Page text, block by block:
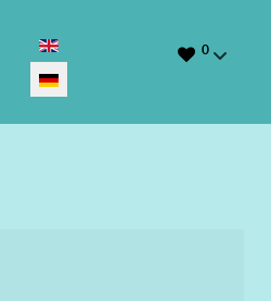
Sprache auswählen 0